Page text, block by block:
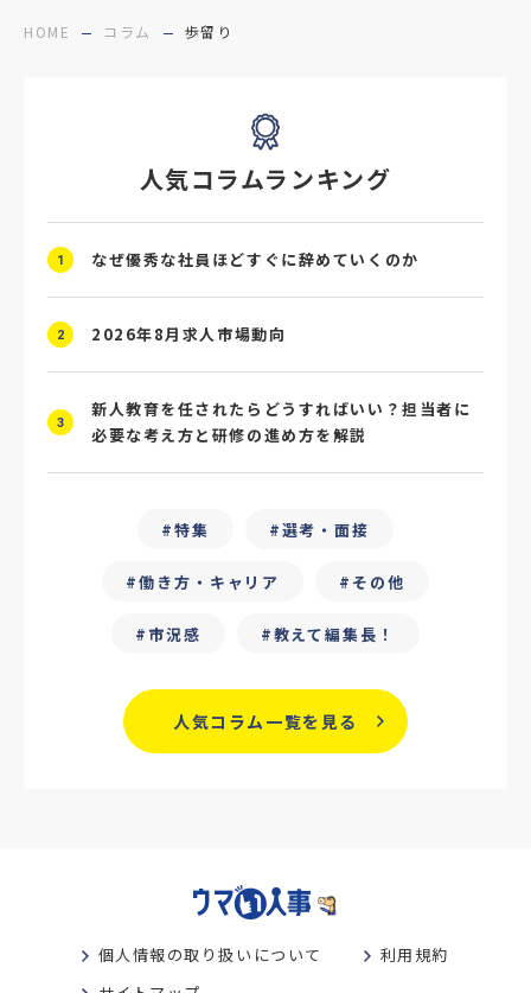
HOME コラム 歩留り
#求人広告
#スクラム採用 #転職イベント #転職フェア
#賃上げ #人事数珠繋ぎ
#4P分析 #競合他社
#ChatGPT #タイパ #就活動向
#フリーランス保護新法 #デイワーク
#雇用型ギグワーク #面接
#人材の見極め方 #面接評価シート
#戦略人事 #業界別
#働き方改革 #労務 #リーダーシップ
#GPA #学歴フィルター
#離職防止策 #新人教育 #性格別
人気コラムランキング
1 なぜ優秀な社員ほどすぐに辞めていくのか
2 2026年8月求人市場動向
3
新人教育を任されたらどうすればいい？担当者に
必要な考え方と研修の進め方を解説
特集 選考・面接
働き方・キャリア その他
市況感 教えて編集長！
人気コラム一覧を見る
個人情報の取り扱いについて
利用規約